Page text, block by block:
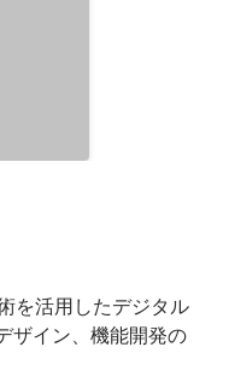
を活用したデジタル
ザイン、機能開発の